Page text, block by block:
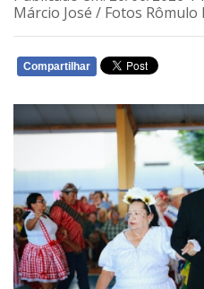
Márcio José / Fotos Rômulo
Compartilhar